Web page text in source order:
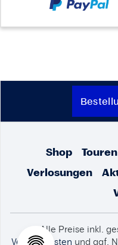
Shop
Verlosungen
Alle Preise inkl.
Versandkosten und ggf.